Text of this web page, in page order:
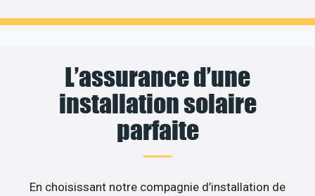
L’assurance d’une
installation solaire
parfaite
En choisissant notre compagnie d’installation de